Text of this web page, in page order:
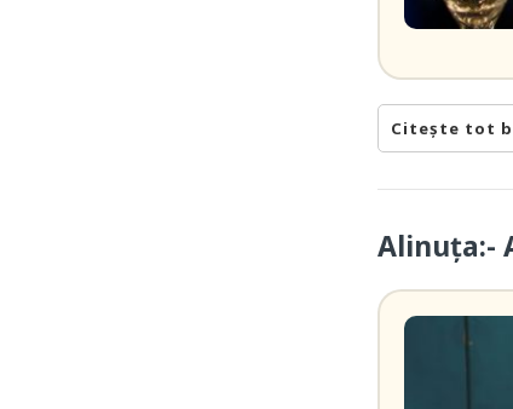
Citește tot
Alinuța:-